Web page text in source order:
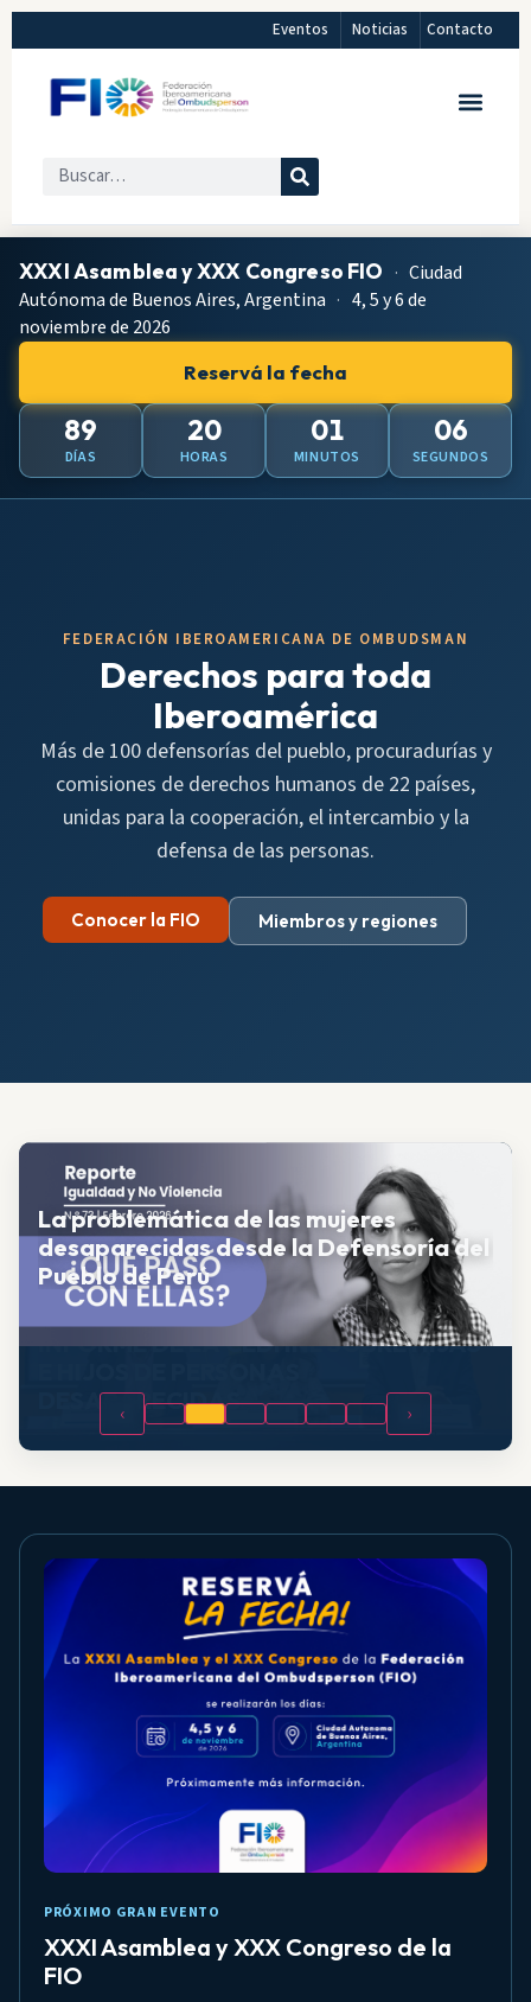
Eventos Noticias Contacto
XXXI Asamblea y XXX Congreso FIO · Ciudad
Autónoma de Buenos Aires, Argentina · 4, 5 y 6 de
noviembre de 2026
Reservá la fecha
89
DÍAS
20
HORAS
01
MINUTOS
05
SEGUNDOS
FEDERACIÓN IBEROAMERICANA DE OMBUDSMAN
Derechos para toda
Iberoamérica
Más de 100 defensorías del pueblo, procuradurías y
comisiones de derechos humanos de 22 países,
unidas para la cooperación, el intercambio y la
defensa de las personas.
Conocer la FIO Miembros y regiones
La problemática de las mujeres
desaparecidas desde la Defensoría del
Pueblo de Perú
‹ ›
PRÓXIMO GRAN EVENTO
XXXI Asamblea y XXX Congreso de la
FIO